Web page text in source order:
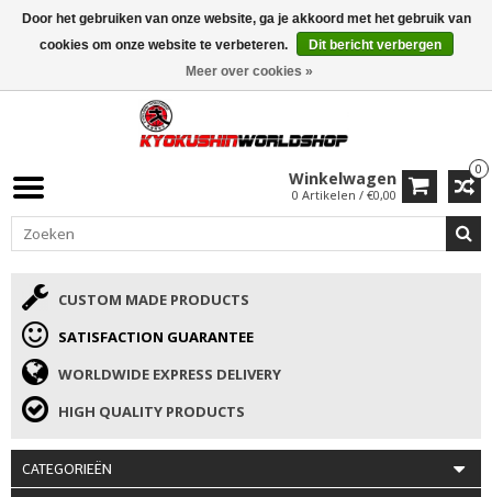
ISAMU SUMMER DEALS• 10% Korting + cadeau vanaf €169 →
0
Winkelwagen
0 Artikelen / €0,00
CUSTOM MADE PRODUCTS
SATISFACTION GUARANTEE
WORLDWIDE EXPRESS DELIVERY
HIGH QUALITY PRODUCTS
CATEGORIEËN
Door het gebruiken van onze website, ga je akkoord met het gebruik van
cookies om onze website te verbeteren.
Dit bericht verbergen
Meer over cookies »